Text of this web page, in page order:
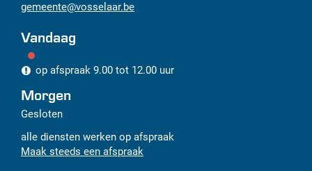
gemeente@vosselaar.be
Vandaag
op afspraak 9.00 tot 12.00 uur
Morgen
Gesloten
alle diensten werken op afspraak
Maak steeds een afspraak